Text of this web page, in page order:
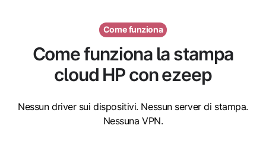
Come funziona
Come funziona la stampa
cloud HP con ezeep
Nessun driver sui dispositivi. Nessun server di stampa.
Nessuna VPN.